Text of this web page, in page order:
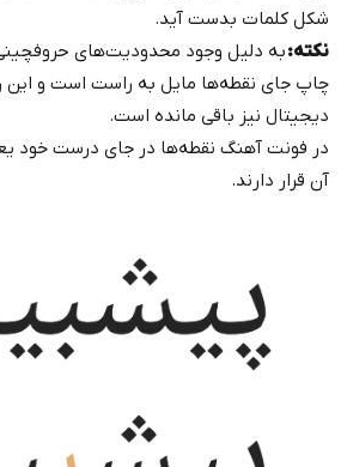
شکل کلمات بدست آید.
نکته:به دلیل وجود محدودیت‌های
چاپ جای نقطه‌ها مایل به راست است و
دیجیتال نیز باقی مانده است.
در فونت آهنگ نقطه‌ها در جای درست خود
آن قرار دارند.